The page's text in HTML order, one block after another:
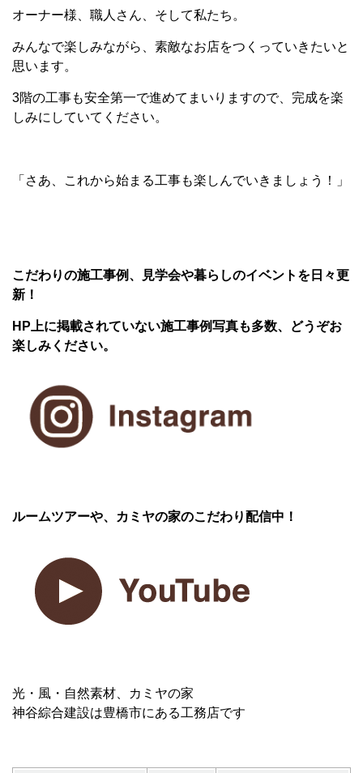
オーナー様、職人さん、そして私たち。
みんなで楽しみながら、素敵なお店をつくっていきたいと
思います。
3階の工事も安全第一で進めてまいりますので、完成を楽
しみにしていてください。
「さあ、これから始まる工事も楽しんでいきましょう！」
こだわりの施工事例、見学会や暮らしのイベントを日々更
新！
HP上に掲載されていない施工事例写真も多数、どうぞお
楽しみください。
ルームツアーや、カミヤの家のこだわり配信中！
光・風・自然素材、カミヤの家
神谷綜合建設は豊橋市にある工務店です